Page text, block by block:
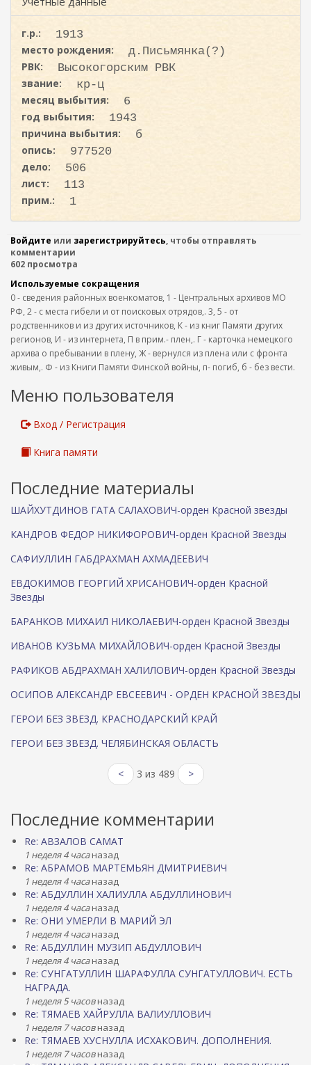
и
г.р.:
1913
место рождения:
д.Письмянка(?)
РВК:
Высокогорским РВК
звание:
кр-ц
месяц выбытия:
6
год выбытия:
1943
причина выбытия:
б
опись:
977520
дело:
506
лист:
113
прим.:
1
Войдите или зарегистрируйтесь, чтобы отправлять
комментарии
602 просмотра
Используемые сокращения
0 - сведения районных военкоматов, 1 - Центральных архивов МО
РФ, 2 - с места гибели и от поисковых отрядов,. 3, 5 - от
родственников и из других источников, К - из книг Памяти других
регионов, И - из интернета, П в прим.- плен,. Г - карточка немецкого
архива о пребывании в плену, Ж - вернулся из плена или с фронта
живым,. Ф - из Книги Памяти Финской войны, п- погиб, б - без вести.
Меню пользователя
Вход / Регистрация
Книга памяти
Последние материалы
ШАЙХУТДИНОВ ГАТА САЛАХОВИЧ-орден Красной звезды
КАНДРОВ ФЕДОР НИКИФОРОВИЧ-орден Красной Звезды
САФИУЛЛИН ГАБДРАХМАН АХМАДЕЕВИЧ
ЕВДОКИМОВ ГЕОРГИЙ ХРИСАНОВИЧ-орден Красной
Звезды
БАРАНКОВ МИХАИЛ НИКОЛАЕВИЧ-орден Красной Звезды
ИВАНОВ КУЗЬМА МИХАЙЛОВИЧ-орден Красной Звезды
РАФИКОВ АБДРАХМАН ХАЛИЛОВИЧ-орден Красной Звезды
ОСИПОВ АЛЕКСАНДР ЕВСЕЕВИЧ - ОРДЕН КРАСНОЙ ЗВЕЗДЫ
ГЕРОИ БЕЗ ЗВЕЗД. КРАСНОДАРСКИЙ КРАЙ
ГЕРОИ БЕЗ ЗВЕЗД. ЧЕЛЯБИНСКАЯ ОБЛАСТЬ
< 3 из 489 >
Последние комментарии
Re: АВЗАЛОВ САМАТ
1 неделя 4 часаназад
Re: АБРАМОВ МАРТЕМЬЯН ДМИТРИЕВИЧ
1 неделя 4 часаназад
Re: АБДУЛЛИН ХАЛИУЛЛА АБДУЛЛИНОВИЧ
1 неделя 4 часаназад
Re: ОНИ УМЕРЛИ В МАРИЙ ЭЛ
1 неделя 4 часаназад
Re: АБДУЛЛИН МУЗИП АБДУЛЛОВИЧ
1 неделя 4 часаназад
Re: СУНГАТУЛЛИН ШАРАФУЛЛА СУНГАТУЛЛОВИЧ. ЕСТЬ
НАГРАДА.
1 неделя 5 часовназад
Re: ТЯМАЕВ ХАЙРУЛЛА ВАЛИУЛЛОВИЧ
1 неделя 7 часовназад
Re: ТЯМАЕВ ХУСНУЛЛА ИСХАКОВИЧ. ДОПОЛНЕНИЯ.
1 неделя 7 часовназад